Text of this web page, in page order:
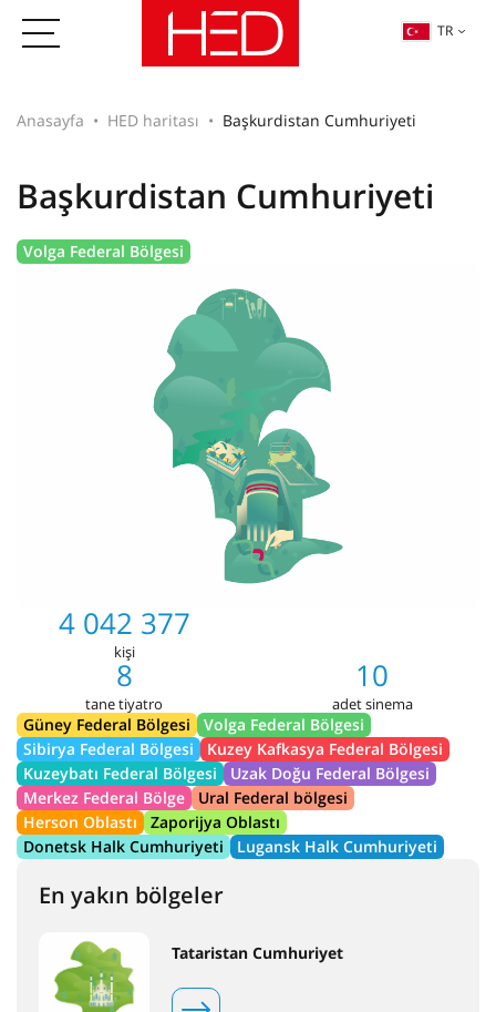
TR
Anasayfa HED haritası Başkurdistan Cumhuriyeti
Başkurdistan Cumhuriyeti
Volga Federal Bölgesi
4 042 377
kişi
8
tane tiyatro
10
adet sinema
Güney Federal Bölgesi
Volga Federal Bölgesi
Sibirya Federal Bölgesi
Kuzey Kafkasya Federal Bölgesi
Kuzeybatı Federal Bölgesi
Uzak Doğu Federal Bölgesi
Merkez Federal Bölge
Ural Federal bölgesi
Herson Oblastı
Zaporijya Oblastı
Donetsk Halk Cumhuriyeti
Lugansk Halk Cumhuriyeti
En yakın bölgeler
Tataristan Cumhuriyet